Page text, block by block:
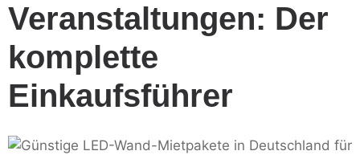
Veranstaltungen: Der
komplette
Einkaufsführer